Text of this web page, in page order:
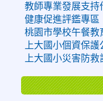
教師專業發展支持
健康促進評鑑專區
桃園市學校午餐教
上大國小個資保護
上大國小災害防救